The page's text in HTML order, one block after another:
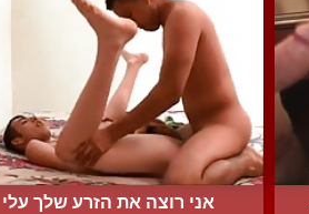
אני רוצה את הזרע שלך עלי